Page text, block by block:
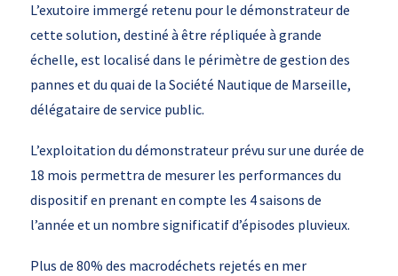
L’exutoire immergé retenu pour le démonstrateur de
cette solution, destiné à être répliquée à grande
échelle, est localisé dans le périmètre de gestion des
pannes et du quai de la Société Nautique de Marseille,
délégataire de service public.
L’exploitation du démonstrateur prévu sur une durée de
18 mois permettra de mesurer les performances du
dispositif en prenant en compte les 4 saisons de
l’année et un nombre significatif d’épisodes pluvieux.
Plus de 80% des macrodéchets rejetés en mer